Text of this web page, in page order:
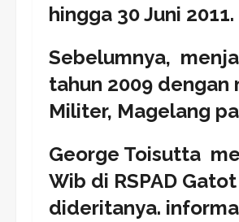
hingga 30 Juni 2011.
Sebelumnya,
tahun 2009 dengan
Militer, Magelang
George Toisutta
Wib di RSPAD
dideritanya.